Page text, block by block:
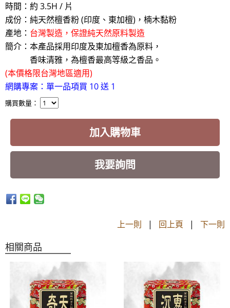
時間：約 3.5H / 片
成份：純天然檀香粉 (印度、東加檀)，楠木黏粉
產地： 台灣製造，保證純天然原料製造
簡介：本產品採用印度及東加檀香為原料，
香味清雅，為檀香最高等級之香品。
(本價格限台灣地區適用)
網購專案：單一品項買 10 送 1
購買數量：
加入購物車
我要詢問
上一則 | 回上頁 | 下一則
相關商品